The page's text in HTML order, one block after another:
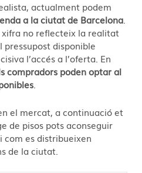
actualment podem
a la ciutat de Barcelona
no reflecteix la realitat
disponible
l’accés a l’oferta. En
compradors poden optar al
el mercat, a continuació et
de pisos pots aconseguir
com es distribueixen
de la ciutat.